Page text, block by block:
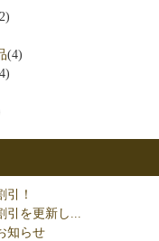
(4)
引！
引を更新し...
知らせ